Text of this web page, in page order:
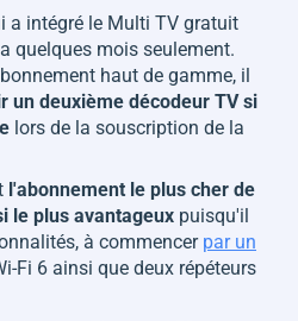
a intégré le Multi TV gratuit
quelques mois seulement.
haut de gamme, il
un deuxième décodeur TV si
lors de la souscription de la
l'abonnement le plus cher de
le plus avantageux puisqu'il
à commencer par un
Fi 6 ainsi que deux répéteurs